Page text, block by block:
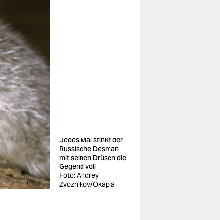
Jedes Mal stinkt der
Russische Desman
mit seinen Drüsen die
Gegend voll
Foto: Andrey
Zvoznikov/Okapia